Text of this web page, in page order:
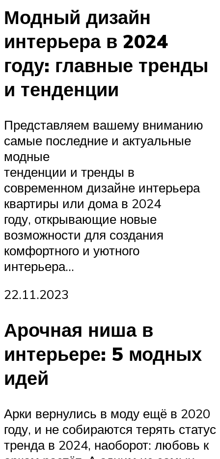
Модный дизайн
интерьера в 2024
году: главные тренды
и тенденции
Представляем вашему вниманию
самые последние и актуальные
модные
тенденции и тренды в
современном дизайне интерьера
квартиры или дома в 2024
году, открывающие новые
возможности для создания
комфортного и уютного
интерьера…
22.11.2023
Арочная ниша в
интерьере: 5 модных
идей
Арки вернулись в моду ещё в 2020
году, и не собираются терять статус
тренда в 2024, наоборот: любовь к